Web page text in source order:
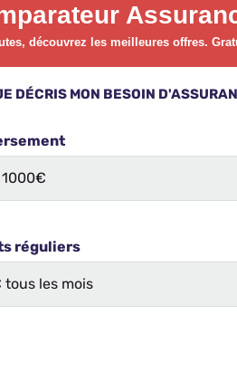
découvrez les meilleures offres.